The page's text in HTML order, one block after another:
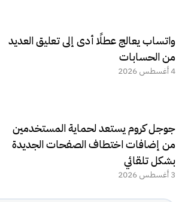
واتساب يعالج عطلًا أدى إلى تعليق العديد
من الحسابات
4 أغسطس 2026
جوجل كروم يستعد لحماية المستخدمين
من إضافات اختطاف الصفحات الجديدة
بشكل تلقائي
3 أغسطس 2026